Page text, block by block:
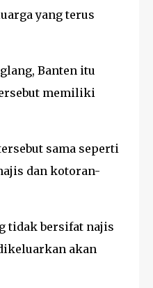
yang terus
Banten itu
memiliki
sama seperti
dan kotoran-
tidak bersifat najis
akan